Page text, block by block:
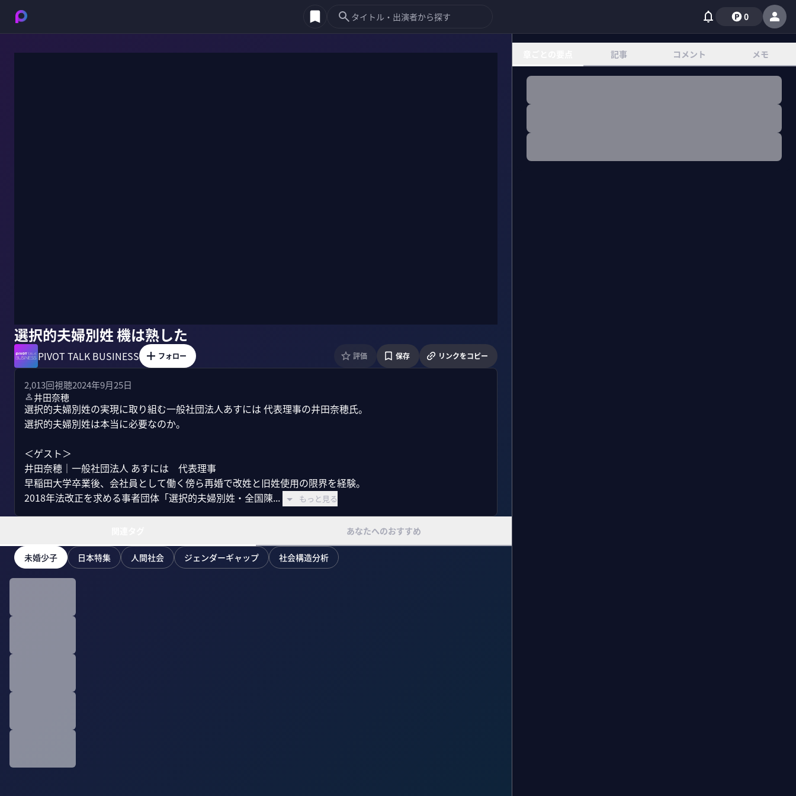
0
選択的夫婦別姓 機は熟した
PIVOT TALK BUSINESS フォロー 評価 保存 リンクをコピー
2,013回視聴2024年9月25日
井田奈穂
選択的夫婦別姓の実現に取り組む一般社団法人あすには 代表理事の井田奈穂氏。
選択的夫婦別姓は本当に必要なのか。
＜ゲスト＞
井田奈穂｜一般社団法人 あすには　代表理事
早稲田大学卒業後、会社員として働く傍ら再婚で改姓と旧姓使用の限界を経験。
2018年法改正を求める事者団体「選択的夫婦別姓・全国陳...
もっと見る
あなたへのおすすめ
未婚少子 日本特集 人間社会 ジェンダーギャップ 社会構造分析
記事 コメント メモ